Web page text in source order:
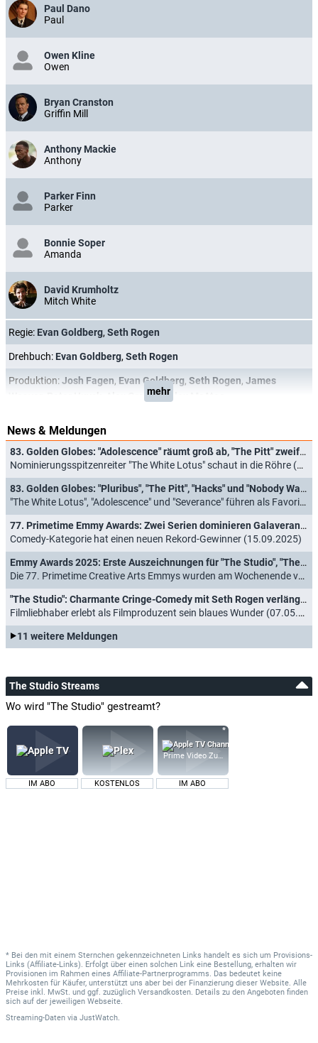
Paul Dano
Paul
Owen Kline
Owen
Bryan Cranston
Griffin Mill
Anthony Mackie
Anthony
Parker Finn
Parker
Bonnie Soper
Amanda
David Krumholtz
Mitch White
Regie: Evan Goldberg, Seth Rogen
Drehbuch: Evan Goldberg, Seth Rogen
Produktion:Josh Fagen, Evan Goldberg, Seth Rogen, James
Alex Gregory,Alex McAtee
mehr
News & Meldungen
83. Golden Globes: "Adolescence" räumt groß ab, "The Pitt" zweifach ausgezeichnet
Nominierungsspitzenreiter "The White Lotus" schaut in die Röhre (12.01.2026)
83. Golden Globes: "Pluribus", "The Pitt", "Hacks" und "Nobody Wants This" nominiert
"The White Lotus", "Adolescence" und "Severance" führen als Favoriten die Liste an (08.12.2025)
77. Primetime Emmy Awards: Zwei Serien dominieren Galaveranstaltung
Comedy-Kategorie hat einen neuen Rekord-Gewinner (15.09.2025)
Emmy Awards 2025: Erste Auszeichnungen für "The Studio", "The Penguin" und "Saturday Night Live"
Die 77. Primetime Creative Arts Emmys wurden am Wochenende vergeben (08.09.2025)
"The Studio": Charmante Cringe-Comedy mit Seth Rogen verlängert
Filmliebhaber erlebt als Filmproduzent sein blaues Wunder (07.05.2025)
11 weitere Meldungen
The Studio Streams
Wo wird "The Studio" gestreamt?
IM ABO KOSTENLOS
Prime Video Zusatz-Kanäle
IM ABO
* Bei den mit einem Sternchen gekennzeichneten Links handelt es sich um Provisions-
Links (Affiliate-Links). Erfolgt über einen solchen Link eine Bestellung, erhalten wir
Provisionen im Rahmen eines Affiliate-Partnerprogramms. Das bedeutet keine
Mehrkosten für Käufer, unterstützt uns aber bei der Finanzierung dieser Website. Alle
Preise inkl. MwSt. und ggf. zuzüglich Versandkosten. Details zu den Angeboten finden
sich auf der jeweiligen Webseite.
Streaming-Daten via JustWatch.